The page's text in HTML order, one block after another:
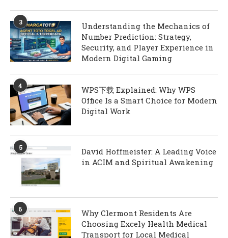
3
Understanding the Mechanics of
Number Prediction: Strategy,
Security, and Player Experience in
Modern Digital Gaming
4
WPS下载 Explained: Why WPS
Office Is a Smart Choice for Modern
Digital Work
5
David Hoffmeister: A Leading Voice
in ACIM and Spiritual Awakening
6
Why Clermont Residents Are
Choosing Excely Health Medical
Transport for Local Medical